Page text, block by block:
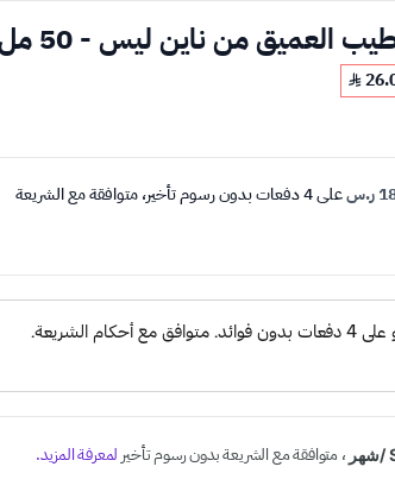
العميق من ناين ليس - 50 مل
على4دفعات بدون رسوم تأخير، متوافقة مع الشريعة